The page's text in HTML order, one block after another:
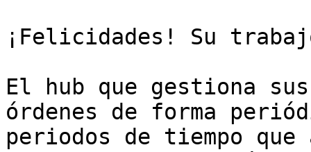
¡Felicidades! Su
El hub que gestiona
órdenes de forma
periodos de tiempo que